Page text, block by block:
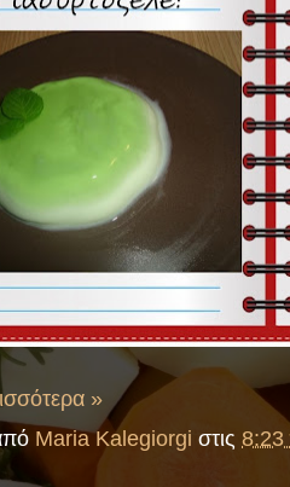
»
Maria Kalegiorgi στις 8:23